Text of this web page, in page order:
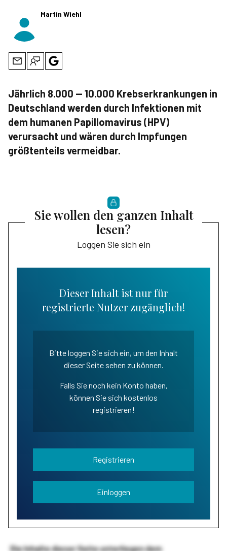
Martin Wiehl
Jährlich 8.000 — 10.000 Krebserkrankungen in
Deutschland werden durch Infektionen mit
dem humanen Papillomavirus (HPV)
verursacht und wären durch Impfungen
größtenteils vermeidbar.
Sie wollen den ganzen Inhalt
lesen?
Loggen Sie sich ein
Dieser Inhalt ist nur für
registrierte Nutzer zugänglich!
Bitte loggen Sie sich ein, um den Inhalt
dieser Seite sehen zu können.
Falls Sie noch kein Konto haben,
können Sie sich kostenlos
registrieren!
Registrieren
Einloggen
Die Inhalte dieser Seite unterliegen dem